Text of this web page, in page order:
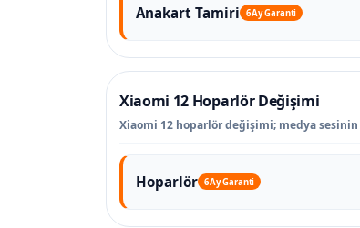
Anakart Tamiri 6 Ay Garanti
Xiaomi 12 Hoparlör Değişimi
Xiaomi 12 hoparlör değişimi; medya sesinin
Hoparlör 6 Ay Garanti